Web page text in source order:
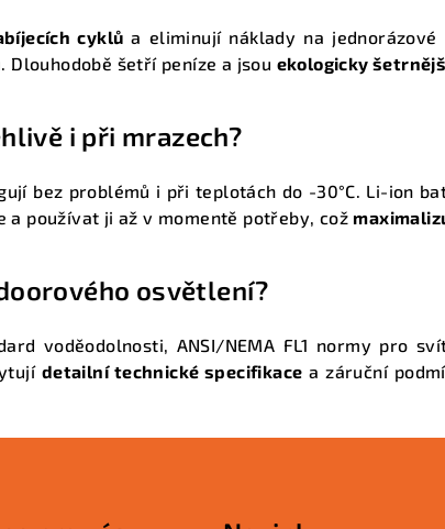
cyklů a eliminují náklady na jednorázové
šetří peníze a jsou ekologicky
i při mrazech?
bez problémů i při teplotách do -30°C. Li-ion
používat ji až v momentě potřeby, což
osvětlení?
voděodolnosti, ANSI/NEMA FL1 normy pro
detailní technické specifikace a záruční